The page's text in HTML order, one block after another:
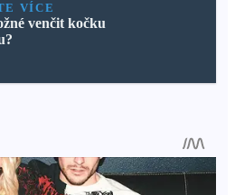
VÍCE
venčit kočku